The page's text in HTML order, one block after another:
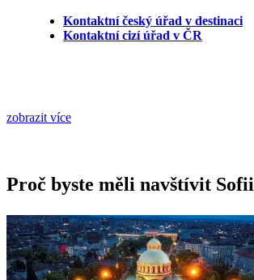
Kontaktní český úřad v destinaci
Kontaktní cizí úřad v ČR
zobrazit více
Proč byste měli navštívit Sofii